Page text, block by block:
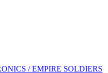
/ EMPIRE SOLDIERS